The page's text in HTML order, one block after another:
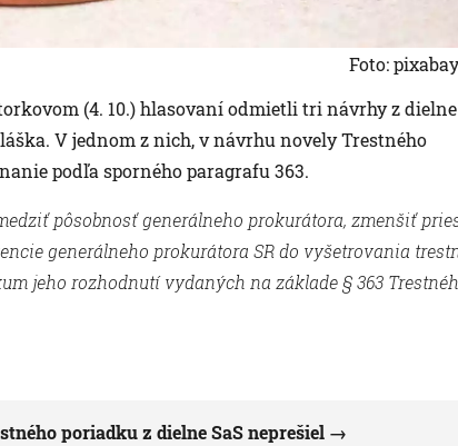
Foto:
(4. 10.) hlasovaní odmietli tri návrhy z dielne
V jednom z nich, v návrhu novely Trestného
podľa sporného paragrafu 363.
pôsobnosť generálneho prokurátora, zmenšiť
generálneho prokurátora SR do vyšetrovania
jeho rozhodnutí vydaných na základe § 363
poriadku z dielne SaS neprešiel